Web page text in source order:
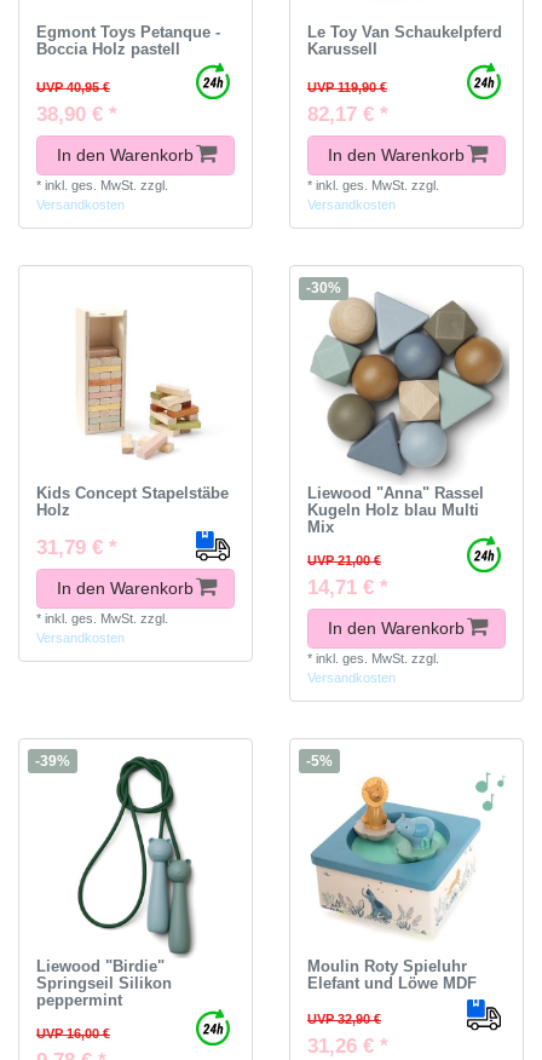
Egmont Toys Petanque -
Boccia Holz pastell
UVP 40,95 €
38,90 € *
In den Warenkorb
* inkl. ges. MwSt. zzgl.
Versandkosten
Le Toy Van Schaukelpferd
Karussell
UVP 119,90 €
82,17 € *
In den Warenkorb
* inkl. ges. MwSt. zzgl.
Versandkosten
Kids Concept Stapelstäbe
Holz
31,79 € *
In den Warenkorb
* inkl. ges. MwSt. zzgl.
Versandkosten
-30%
Liewood "Anna" Rassel
Kugeln Holz blau Multi
Mix
UVP 21,00 €
14,71 € *
In den Warenkorb
* inkl. ges. MwSt. zzgl.
Versandkosten
-39%
Liewood "Birdie"
Springseil Silikon
peppermint
UVP 16,00 €
-5%
Moulin Roty Spieluhr
Elefant und Löwe MDF
UVP 32,90 €
31,26 € *